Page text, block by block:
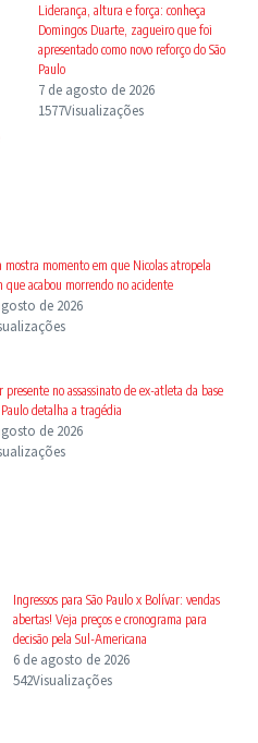
Liderança, altura e força: conheça
Domingos Duarte, zagueiro que foi
apresentado como novo reforço do São
Paulo
7 de agosto de 2026
1577Visualizações
mostra momento em que Nicolas atropela
que acabou morrendo no acidente
de 2026
presente no assassinato de ex-atleta da base
Paulo detalha a tragédia
de 2026
Ingressos para São Paulo x Bolívar: vendas
abertas! Veja preços e cronograma para
decisão pela Sul-Americana
6 de agosto de 2026
542Visualizações